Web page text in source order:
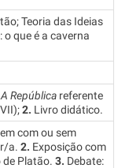
Teoria das Ideias
que é a caverna
A República referente
2. Livro didático.
com ou sem
a. 2. Exposição com
Platão. 3. Debate: